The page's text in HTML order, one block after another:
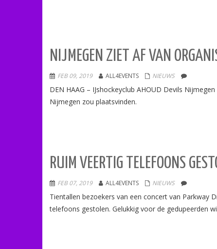
NIJMEGEN ZIET AF VAN
FEB 09, 2019 ALL4EVENTS NIEUWS
DEN HAAG – IJshockeyclub AHOUD Devils
Nijmegen zou plaatsvinden.
RUIM VEERTIG TELEFOONS
FEB 07, 2019 ALL4EVENTS NIEUWS
Tientallen bezoekers van een concert van Parkway
telefoons gestolen. Gelukkig voor de gedupeerden